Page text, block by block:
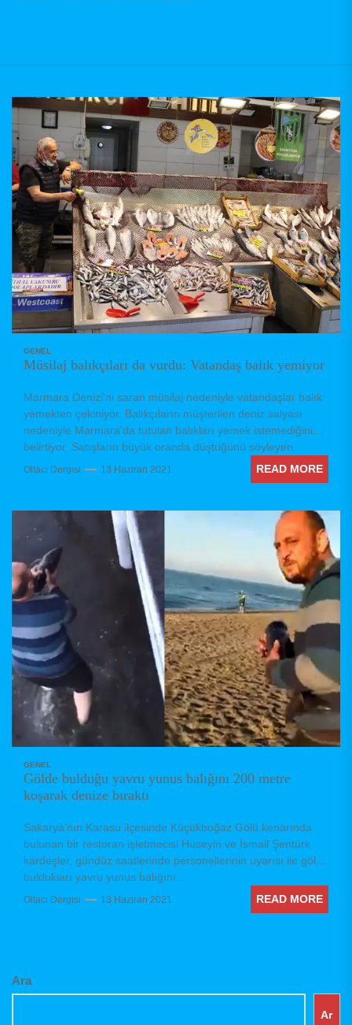
GENEL
Müsilaj balıkçıları da vurdu: Vatandaş balık yemiyor
Marmara Denizi'ni saran müsilaj nedeniyle vatandaşlar balık
yemekten çekiniyor. Balıkçıların müşterilen deniz salyası
nedeniyle Marmara'da tutulan balıkları yemek istemediğini
belirtiyor. Satışların büyük oranda düştüğünü söyleyen...
Oltacı Dergisi 13 Haziran 2021 READ MORE
GENEL
Gölde bulduğu yavru yunus balığını 200 metre
koşarak denize bıraktı
Sakarya’nın Karasu ilçesinde Küçükboğaz Gölü kenarında
bulunan bir restoran işletmecisi Hüseyin ve İsmail Şentürk
kardeşler, gündüz saatlerinde personellerinin uyarısı ile gölde
buldukları yavru yunus balığını...
Oltacı Dergisi 13 Haziran 2021 READ MORE
Ara
Ar